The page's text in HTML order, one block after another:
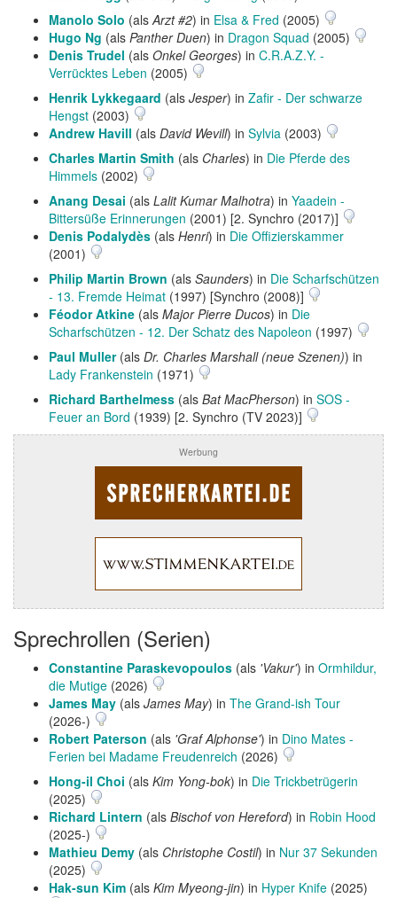
Manolo Solo (alsArzt #2) in Elsa & Fred (2005)
Hugo Ng (als Panther Duen) in Dragon Squad (2005)
Denis Trudel (als Onkel Georges) in C.R.A.Z.Y. -
Verrücktes Leben (2005)
Henrik Lykkegaard (als Jesper) in Zafir - Der schwarze
Hengst (2003)
Andrew Havill (als David Wevill) in Sylvia (2003)
Charles Martin Smith (als Charles) in Die Pferde des
Himmels (2002)
Anang Desai (als Lalit Kumar Malhotra) in Yaadein -
Bittersüße Erinnerungen (2001) [2. Synchro (2017)]
Denis Podalydès (als Henri) in Die Offizierskammer
(2001)
Philip Martin Brown (als Saunders) in Die Scharfschützen
- 13. Fremde Heimat (1997) [Synchro (2008)]
Féodor Atkine (als Major Pierre Ducos) in Die
Scharfschützen - 12. Der Schatz des Napoleon (1997)
Paul Muller(als Dr. Charles Marshall (neue Szenen)) in
Lady Frankenstein (1971)
Richard Barthelmess (als Bat MacPherson) in SOS -
Feuer an Bord (1939) [2. Synchro (TV 2023)]
Werbung
Sprechrollen (Serien)
Constantine Paraskevopoulos (als 'Vakur') in Ormhildur,
die Mutige (2026)
James May (als James May) in The Grand-ish Tour
(2026-)
Robert Paterson (als 'Graf Alphonse') in Dino Mates -
Ferien bei Madame Freudenreich (2026)
Hong-il Choi (als Kim Yong-bok) in Die Trickbetrügerin
(2025)
Richard Lintern (als Bischof von Hereford) in Robin Hood
(2025-)
Mathieu Demy (als Christophe Costil) in Nur 37 Sekunden
(2025)
Hak-sun Kim (als Kim Myeong-jin) in Hyper Knife (2025)